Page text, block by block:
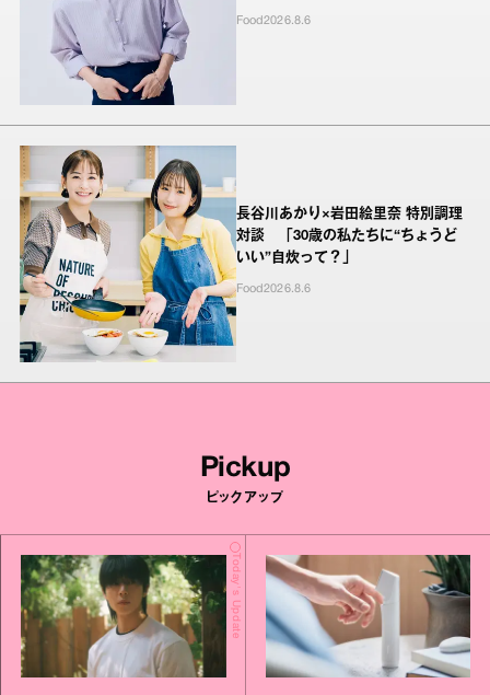
Food2026.8.6
長谷川あかり×岩田絵里奈 特別調理
対談 「30歳の私たちに“ちょうど
いい”自炊って？」
Food2026.8.6
Pickup
ピックアップ
Today's Update